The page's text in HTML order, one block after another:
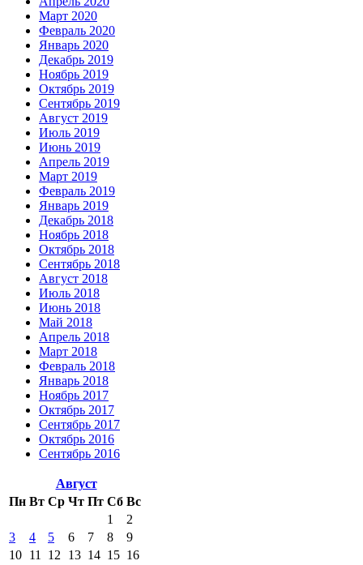
Март 2020
Февраль 2020
Январь 2020
Декабрь 2019
Ноябрь 2019
Октябрь 2019
Сентябрь 2019
Август 2019
Июль 2019
Июнь 2019
Апрель 2019
Март 2019
Февраль 2019
Январь 2019
Декабрь 2018
Ноябрь 2018
Октябрь 2018
Сентябрь 2018
Август 2018
Июль 2018
Июнь 2018
Май 2018
Апрель 2018
Март 2018
Февраль 2018
Январь 2018
Ноябрь 2017
Октябрь 2017
Сентябрь 2017
Октябрь 2016
Сентябрь 2016
Август
Пн Вт Ср Чт Пт Сб Вс
1
2
3
4 5 6 7 8
9
10 11 12 13 14 15 16